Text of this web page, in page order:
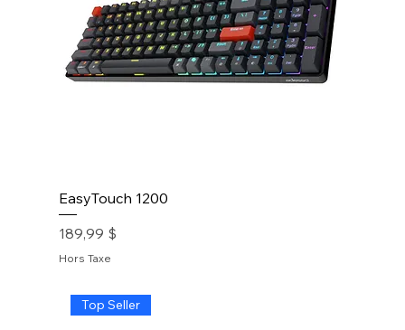
EasyTouch 1200
Prix
189,99 $
Hors Taxe
Top Seller